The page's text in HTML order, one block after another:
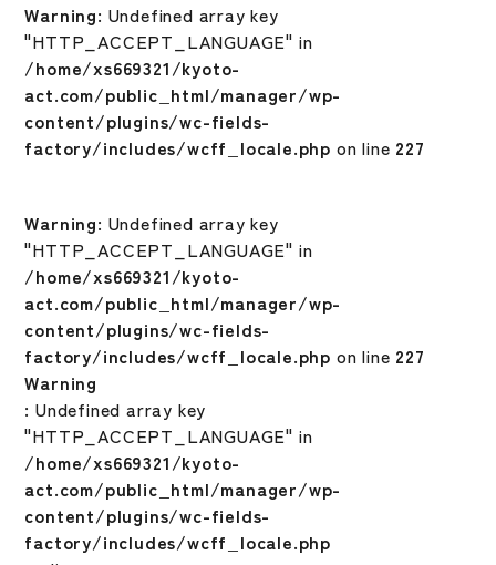
Warning: Undefined array key
"HTTP_ACCEPT_LANGUAGE" in
/home/xs669321/kyoto-
act.com/public_html/manager/wp-
content/plugins/wc-fields-
factory/includes/wcff_locale.php on line 227
Warning: Undefined array key
"HTTP_ACCEPT_LANGUAGE" in
/home/xs669321/kyoto-
act.com/public_html/manager/wp-
content/plugins/wc-fields-
factory/includes/wcff_locale.php on line 227
Warning
: Undefined array key
"HTTP_ACCEPT_LANGUAGE" in
/home/xs669321/kyoto-
act.com/public_html/manager/wp-
content/plugins/wc-fields-
factory/includes/wcff_locale.php